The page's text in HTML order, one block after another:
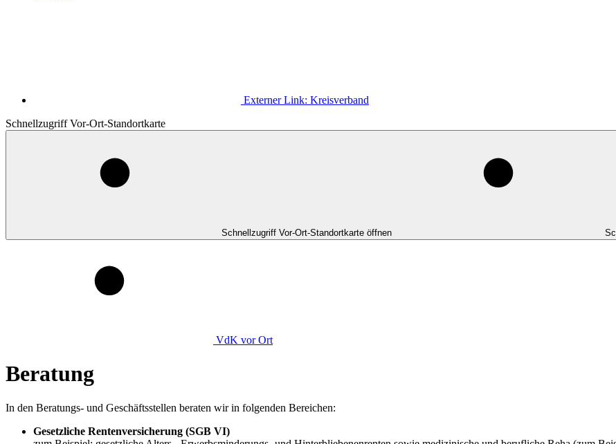
Externer Link: Kreisverband
Schnellzugriff Vor-Ort-Standortkarte
Schnellzugriff Vor-Ort-Standortkarte öffnen
VdK vor Ort
Beratung
In den Beratungs- und Geschäftsstellen beraten wir in folgenden Bereichen:
Gesetzliche Rentenversicherung (SGB VI)